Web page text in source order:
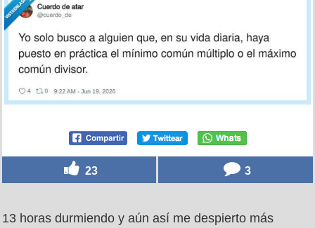
23 3
13 horas durmiendo y aún así me despierto más